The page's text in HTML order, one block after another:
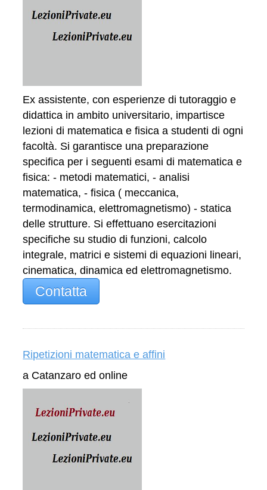
Ex assistente, con esperienze di tutoraggio e
didattica in ambito universitario, impartisce
lezioni di matematica e fisica a studenti di ogni
facoltà. Si garantisce una preparazione
specifica per i seguenti esami di matematica e
fisica: - metodi matematici, - analisi
matematica, - fisica ( meccanica,
termodinamica, elettromagnetismo) - statica
delle strutture. Si effettuano esercitazioni
specifiche su studio di funzioni, calcolo
integrale, matrici e sistemi di equazioni lineari,
cinematica, dinamica ed elettromagnetismo.
Contatta
Ripetizioni matematica e affini
a Catanzaro ed online